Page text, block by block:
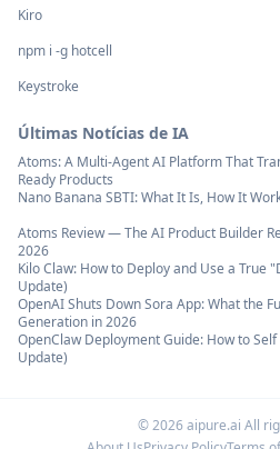
Kiro
npm i -g hotcell
Keystroke
Últimas Notícias de IA
Atoms: A Multi-Agent AI Platform That
Ready Products
Nano Banana SBTI: What It Is, How It
Atoms Review — The AI Product Builder
2026
Kilo Claw: How to Deploy and Use a True
Update)
OpenAI Shuts Down Sora App: What the
Generation in 2026
OpenClaw Deployment Guide: How to
Update)
©2026aipure.ai All